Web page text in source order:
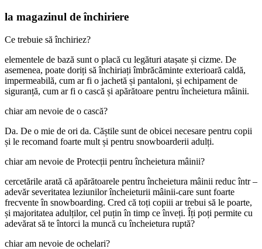
la magazinul de închiriere
Ce trebuie să închiriez?
elementele de bază sunt o placă cu legături atașate și cizme. De
asemenea, poate doriți să închiriați îmbrăcăminte exterioară caldă,
impermeabilă, cum ar fi o jachetă și pantaloni, și echipament de
siguranță, cum ar fi o cască și apărătoare pentru încheietura mâinii.
chiar am nevoie de o cască?
Da. De o mie de ori da. Căștile sunt de obicei necesare pentru copii
și le recomand foarte mult și pentru snowboarderii adulți.
chiar am nevoie de Protecții pentru încheietura mâinii?
cercetările arată că apărătoarele pentru încheietura mâinii reduc într –
adevăr severitatea leziunilor încheieturii mâinii-care sunt foarte
frecvente în snowboarding. Cred că toți copiii ar trebui să le poarte,
și majoritatea adulților, cel puțin în timp ce înveți. Îți poți permite cu
adevărat să te întorci la muncă cu încheietura ruptă?
chiar am nevoie de ochelari?